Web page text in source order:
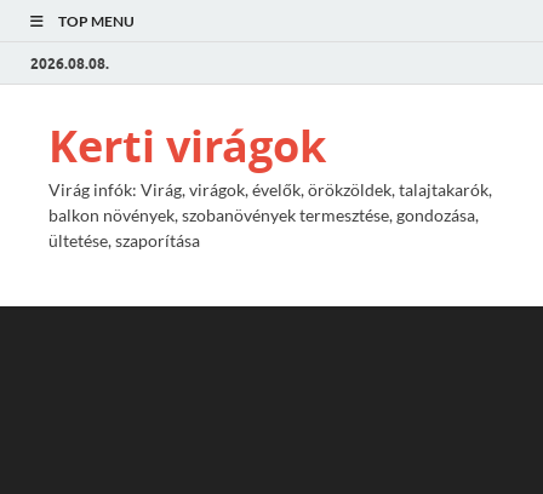
TOP MENU
2026.08.08.
Kerti virágok
Virág infók: Virág, virágok, évelők, örökzöldek, talajtakarók,
balkon növények, szobanövények termesztése, gondozása,
ültetése, szaporítása